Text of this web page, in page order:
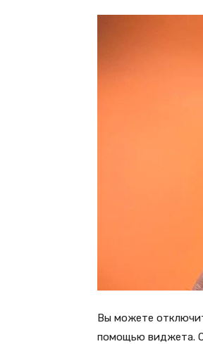
Вы можете
помощью виджета.